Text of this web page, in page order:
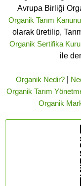
Avrupa Birliği
Organik Tarım Kanunu
olarak üretilip,
Organik Sertifika
ile
Organik Nedir?|
Organik Tarım
Organik